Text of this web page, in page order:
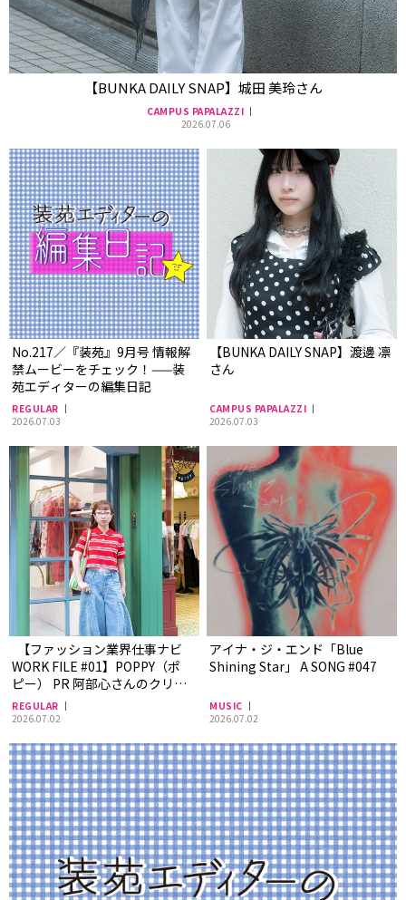
【BUNKA DAILY SNAP】城田 美玲さん
CAMPUS PAPALAZZI
2026.07.06
No.217／『装苑』9月号 情報解
禁ムービーをチェック！——装
苑エディターの編集日記
REGULAR
2026.07.03
【BUNKA DAILY SNAP】渡邊 凛
さん
CAMPUS PAPALAZZI
2026.07.03
【ファッション業界仕事ナビ
WORK FILE #01】POPPY（ポ
ピー） PR 阿部心さんのクリエ
イティブな1日に密着！
REGULAR
2026.07.02
アイナ・ジ・エンド「Blue
Shining Star」 A SONG #047
MUSIC
2026.07.02